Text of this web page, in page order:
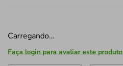
Carregando…
Faça login para avaliar este produto